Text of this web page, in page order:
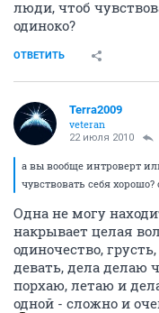
люди, чтоб
одиноко?
ОТВЕТИТЬ
Terra2009
veteran
22 июля 2010
а вы вообще интроверт
чувствовать себя
Одна не могу
накрывает целая
одиночество,
девать, дела делаю
порхаю, летаю и
одной - сложно и